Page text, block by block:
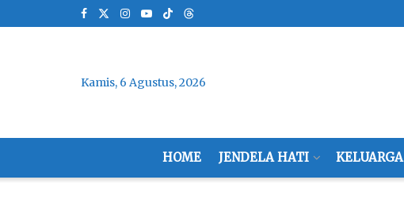
Kamis, 6 Agustus, 2026
HOME JENDELA HATI KELUARGA